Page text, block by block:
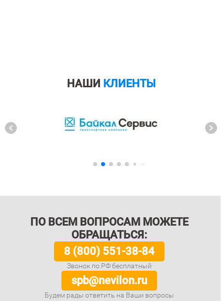
НАШИ КЛИЕНТЫ
ПО ВСЕМ ВОПРОСАМ МОЖЕТЕ
ОБРАЩАТЬСЯ:
8 (800) 551-38-84
Звонок по РФ бесплатный
spb@nevilon.ru
Будем рады ответить на Ваши вопросы